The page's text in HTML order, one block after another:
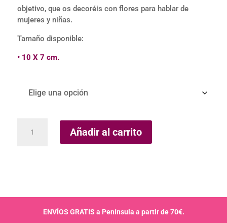
objetivo, que os decoréis con flores para hablar de
mujeres y niñas.
Tamaño disponible:
• 10 X 7 cm.
Calcomanías
Añadir al carrito
ENVÍOS GRATIS a Península a partir de 70€.